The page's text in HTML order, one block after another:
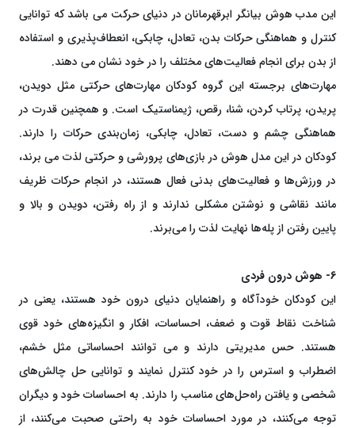
این مدب هوش بیانگر ابرقهرمانان در دنیای حرکت می باشد که توانایی
کنترل و هماهنگی حرکات بدن، تعادل، چابکی، انعطاف‌پذیری و استفاده
از بدن برای انجام فعالیت‌های مختلف را در خود نشان می دهند.
مهارت‌های برجسته این گروه کودکان مهارت‌های حرکتی مثل دویدن،
پریدن، پرتاب کردن، شنا، رقص، ژیمناستیک است. و همچنین قدرت در
هماهنگی چشم و دست، تعادل، چابکی، زمان‌بندی حرکات را دارند.
کودکان در این مدل هوش در بازی‌های پرورشی و حرکتی لذت می برند،
در ورزش‌ها و فعالیت‌های بدنی فعال هستند، در انجام حرکات ظریف
مانند نقاشی و نوشتن مشکلی ندارند و از راه رفتن، دویدن و بالا و
پایین رفتن از پله‌ها نهایت لذت را می‌برند.
6- هوش درون فردی
این کودکان خودآگاه و راهنمایان دنیای درون خود هستند، یعنی در
شناخت نقاط قوت و ضعف، احساسات، افکار و انگیزه‌های خود قوی
هستند. حس مدیریتی دارند و می توانند احساساتی مثل خشم،
اضطراب و استرس را در خود کنترل نمایند و توانایی حل چالش‌های
شخصی و یافتن راه‌حل‌های مناسب را دارند. به احساسات خود و دیگران
توجه می‌کنند، در مورد احساسات خود به راحتی صحبت می‌کنند، از